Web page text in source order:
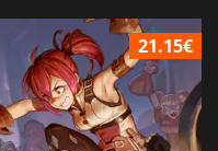
21.15€